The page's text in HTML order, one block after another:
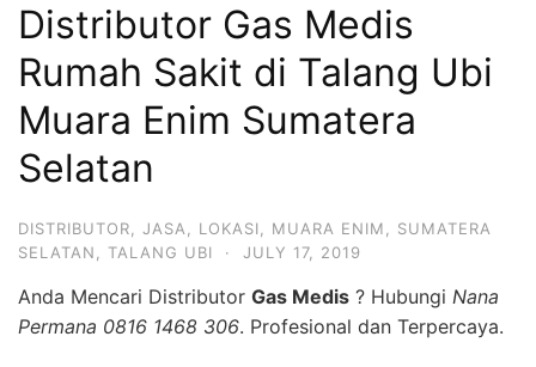
Distributor Gas Medis
Rumah Sakit di Talang Ubi
Muara Enim Sumatera
Selatan
DISTRIBUTOR JASA LOKASI MUARA ENIM
SUMATERA
SELATAN
TALANG UBI · JULY 17, 2019
Anda Mencari Distributor Gas Medis ? Hubungi Nana
Permana 0816 1468 306. Profesional dan Terpercaya.